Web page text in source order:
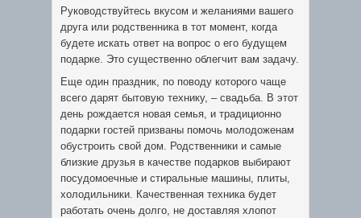
Руководствуйтесь вкусом и желаниями вашего
друга или родственника в тот момент, когда
будете искать ответ на вопрос о его будущем
подарке. Это существенно облегчит вам задачу.
Еще один праздник, по поводу которого чаще
всего дарят бытовую технику, – свадьба. В этот
день рождается новая семья, и традиционно
подарки гостей призваны помочь молодоженам
обустроить свой дом. Родственники и самые
близкие друзья в качестве подарков выбирают
посудомоечные и стиральные машины, плиты,
холодильники. Качественная техника будет
работать очень долго, не доставляя хлопот